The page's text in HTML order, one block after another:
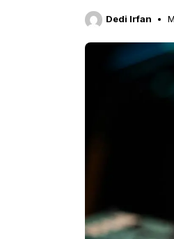
Dedi Irfan